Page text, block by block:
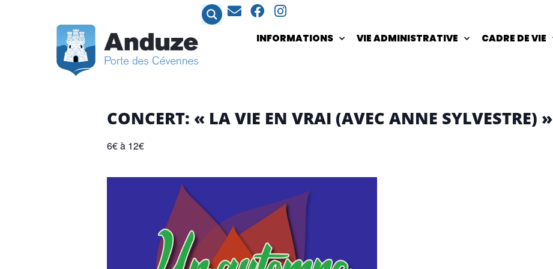
INFORMATIONS VIE ADMINISTRATIVE CADRE DE VIE
CONCERT: « LA VIE EN VRAI (AVEC ANNE SYLVESTRE) »
6€ à 12€